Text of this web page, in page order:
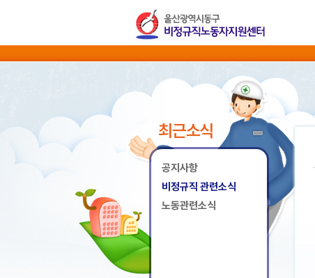
최근소식
공지사항
비정규직 관련소식
노동관련소식